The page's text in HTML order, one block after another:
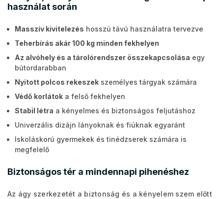
használat során
Masszív kivitelezés hosszú távú használatra tervezve
Teherbírás akár 100 kg minden fekhelyen
Az alvóhely és a tárolórendszer összekapcsolása egy
bútordarabban
Nyitott polcos rekeszek személyes tárgyak számára
Védő korlátok a felső fekhelyen
Stabil létra a kényelmes és biztonságos feljutáshoz
Univerzális dizájn lányoknak és fiúknak egyaránt
Iskoláskorú gyermekek és tinédzserek számára is
megfelelő
Biztonságos tér a mindennapi pihenéshez
Az ágy szerkezetét a biztonság és a kényelem szem előtt